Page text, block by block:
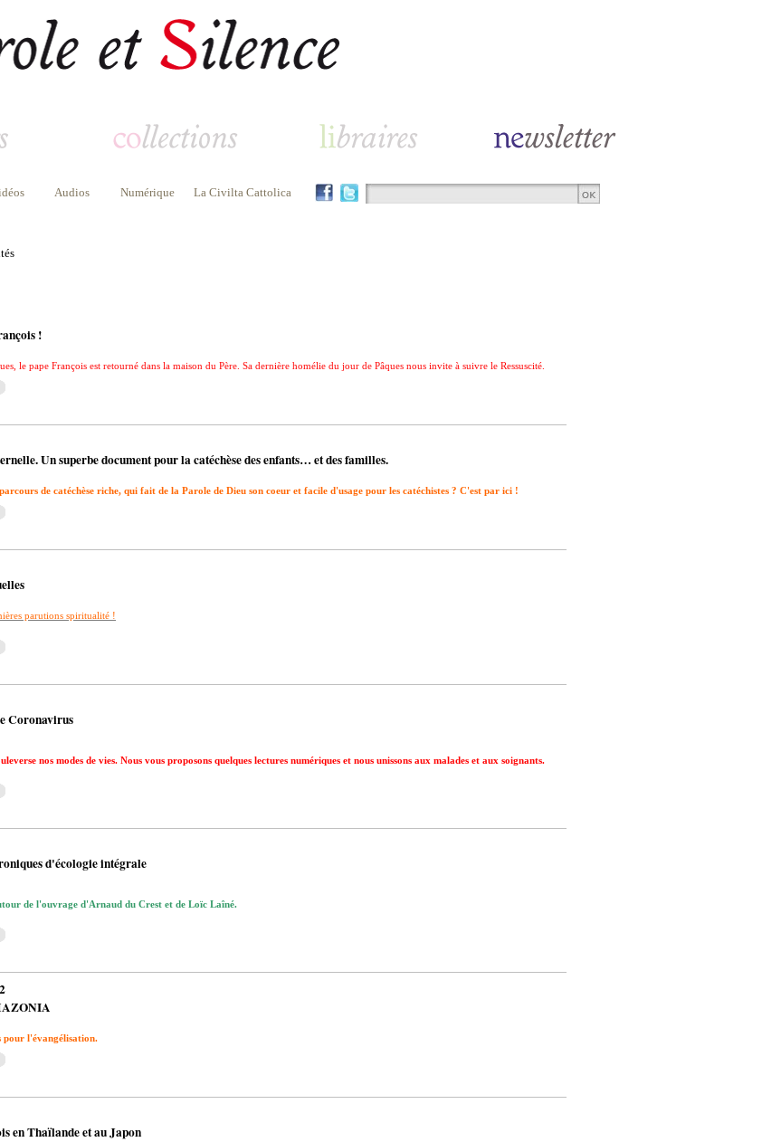
Audios Numérique La Civilta Cattolica
!
le pape François est retourné dans la maison du Père. Sa dernière homélie du jour de Pâques nous invite à suivre le Ressuscité.
Un superbe document pour la catéchèse des enfants… et des familles.
de catéchèse riche, qui fait de la Parole de Dieu son coeur et facile d'usage pour les catéchistes ? C'est par ici !
parutions spiritualité !
Coronavirus
nos modes de vies. Nous vous proposons quelques lectures numériques et nous unissons aux malades et aux soignants.
d'écologie intégrale
de l'ouvrage d'Arnaud du Crest et de Loïc Laîné.
pour l'évangélisation.
en Thaïlande et au Japon